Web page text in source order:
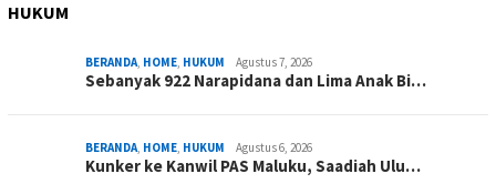
HUKUM
BERANDA, HOME, HUKUM Agustus 7, 2026
Sebanyak 922 Narapidana dan Lima Anak Bi…
BERANDA, HOME, HUKUM Agustus 6, 2026
Kunker ke Kanwil PAS Maluku, Saadiah Ulu…